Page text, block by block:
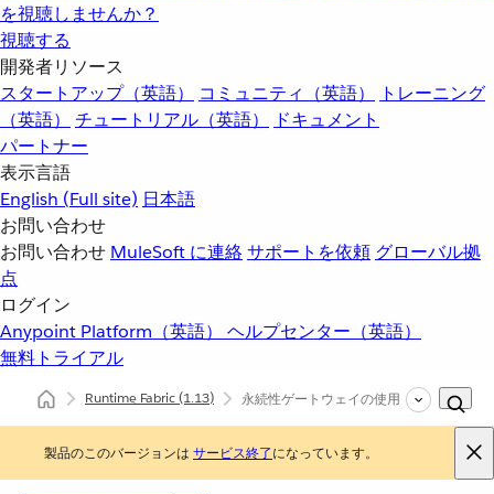
を視聴しませんか？
視聴する
開発者リソース
スタートアップ（英語）
コミュニティ（英語）
トレーニング
（英語）
チュートリアル（英語）
ドキュメント
パートナー
表示言語
English (Full site) 日本語
お問い合わせ
お問い合わせ MuleSoft に連絡サポートを依頼 グローバル拠
点
ログイン
Anypoint Platform（英語） ヘルプセンター（英語）
無料トライアル
Runtime Fabric(1.13) 永続性ゲートウェイの使用
製品のこのバージョンは サービス終了になっています。